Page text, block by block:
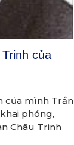
của
của mình Trần
phóng,
Châu Trinh